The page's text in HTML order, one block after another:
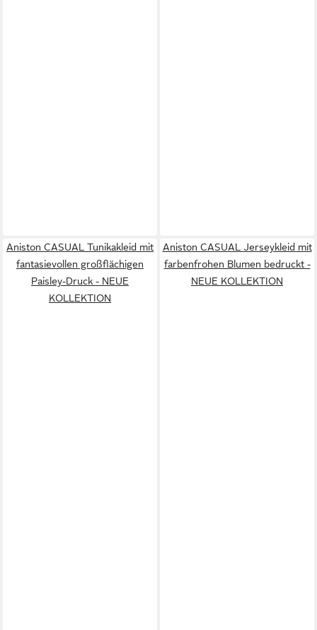
Aniston CASUAL Tunikakleid mit
fantasievollen großflächigen
Paisley-Druck - NEUE
KOLLEKTION
Aniston CASUAL Jerseykleid mit
farbenfrohen Blumen bedruckt -
NEUE KOLLEKTION